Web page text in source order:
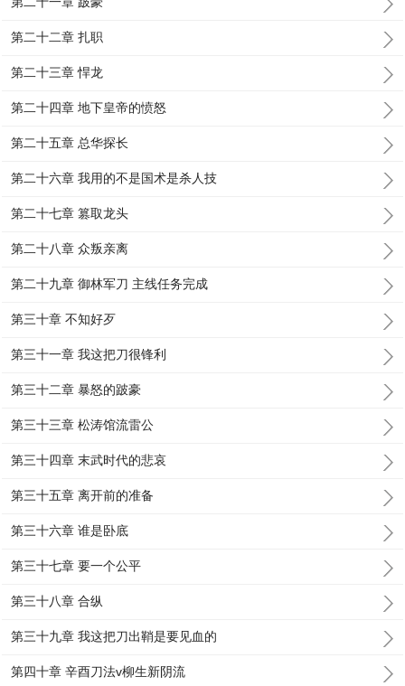
第二十二章 扎职
第二十三章 悍龙
第二十四章 地下皇帝的愤怒
第二十五章 总华探长
第二十六章 我用的不是国术是杀人技
第二十七章 篡取龙头
第二十八章 众叛亲离
第二十九章 御林军刀 主线任务完成
第三十章 不知好歹
第三十一章 我这把刀很锋利
第三十二章 暴怒的跛豪
第三十三章 松涛馆流雷公
第三十四章 末武时代的悲哀
第三十五章 离开前的准备
第三十六章 谁是卧底
第三十七章 要一个公平
第三十八章 合纵
第三十九章 我这把刀出鞘是要见血的
第四十章 辛酉刀法v柳生新阴流